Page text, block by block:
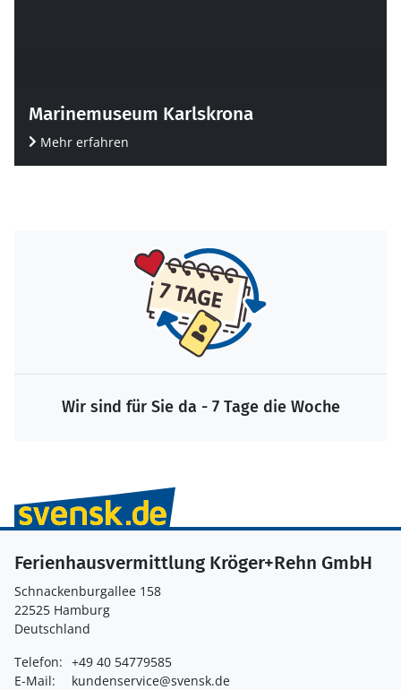
Marinemuseum Karlskrona
Mehr erfahren
Wir sind für Sie da - 7 Tage die Woche
Ferienhausvermittlung Kröger+Rehn GmbH
Schnackenburgallee 158
22525 Hamburg
Deutschland
Telefon: +49 40 54779585
E-Mail:
kundenservice@svensk.de